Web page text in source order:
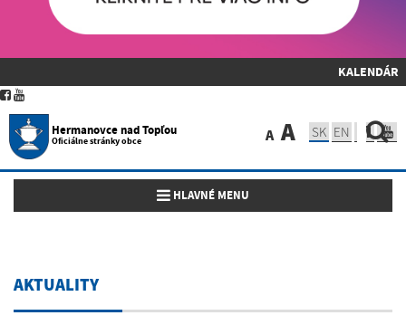
KALENDÁR
Hermanovce nad Topľou
Oficiálne stránky obce A A SK EN
Toggle navigation
HLAVNÉ MENU
AKTUALITY